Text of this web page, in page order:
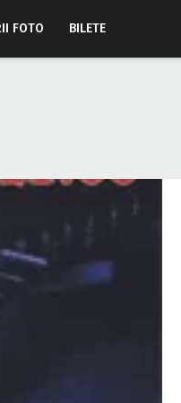
FOTO BILETE